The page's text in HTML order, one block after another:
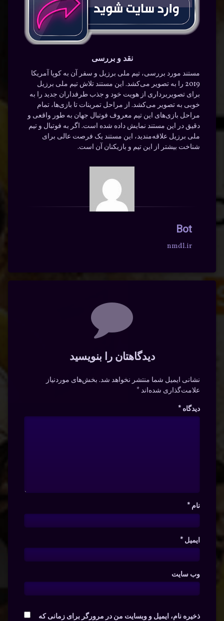
نقد و بررسی
مستند مورد بررسی، تیم ملی برزیل و سفر آن به کوپا آمریکا
2019 را به تصویر می‌کشد. این مستند تلاش تیم ملی برزیل
برای تصویربرداری از هویت خود و جذب طرفداران جدید را به
خوبی به تصویر می‌کشد. از مراحل تمرینات تا بازی‌ها، تمام
مراحل بازی‌های این تیم معروف فوتبال جهان به طور واقعی و
دقیق در این مستند نمایش داده شده است. اگر به فوتبال و تیم
ملی برزیل علاقه‌مندید، این مستند یک فرصت عالی برای
شناخت بیشتر از این تیم و بازیکنان آن است.
Bot
nmdl.ir
دیدگاهتان را بنویسید
نشانی ایمیل شما منتشر نخواهد شد. بخش‌های موردنیاز
علامت‌گذاری شده‌اند*
دیدگاه *
نام *
ایمیل *
وب‌ سایت
ذخیره نام، ایمیل و وبسایت من در مرورگر برای زمانی که